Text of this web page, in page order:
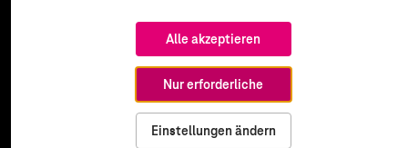
Alle akzeptieren
Nur erforderliche
Einstellungen ändern